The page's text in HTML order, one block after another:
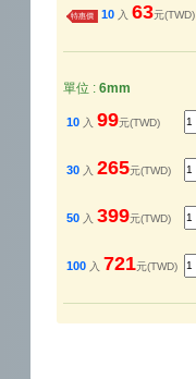
特惠價 10 入 63元(TWD)
單位 : 6mm
10 入 99元(TWD)
30 入 265元(TWD)
50 入 399元(TWD)
100 入 721元(TWD)